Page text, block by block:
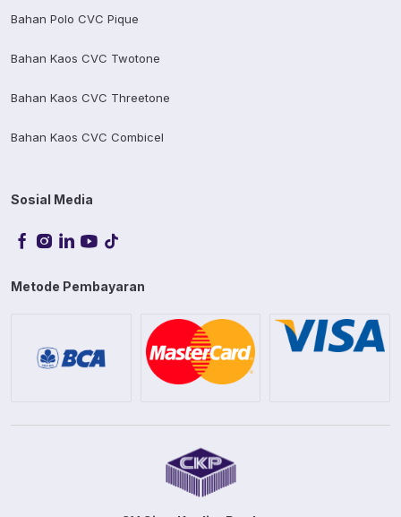
Bahan Polo CVC Pique
Bahan Kaos CVC Twotone
Bahan Kaos CVC Threetone
Bahan Kaos CVC Combicel
Sosial Media
Metode Pembayaran